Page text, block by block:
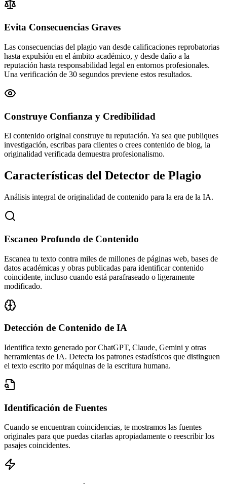
Evita Consecuencias Graves
Las consecuencias del plagio van desde calificaciones reprobatorias
hasta expulsión en el ámbito académico, y desde daño a la
reputación hasta responsabilidad legal en entornos profesionales.
Una verificación de 30 segundos previene estos resultados.
Construye Confianza y Credibilidad
El contenido original construye tu reputación. Ya sea que publiques
investigación, escribas para clientes o crees contenido de blog, la
originalidad verificada demuestra profesionalismo.
Características del Detector de Plagio
Análisis integral de originalidad de contenido para la era de la IA.
Escaneo Profundo de Contenido
Escanea tu texto contra miles de millones de páginas web, bases de
datos académicas y obras publicadas para identificar contenido
coincidente, incluso cuando está parafraseado o ligeramente
modificado.
Detección de Contenido de IA
Identifica texto generado por ChatGPT, Claude, Gemini y otras
herramientas de IA. Detecta los patrones estadísticos que distinguen
el texto escrito por máquinas de la escritura humana.
Identificación de Fuentes
Cuando se encuentran coincidencias, te mostramos las fuentes
originales para que puedas citarlas apropiadamente o reescribir los
pasajes coincidentes.